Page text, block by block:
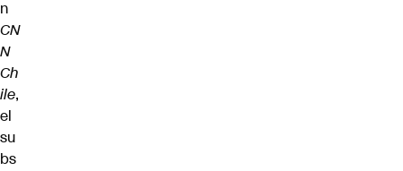
n
CN
N
Ch
ile,
el
su
bs